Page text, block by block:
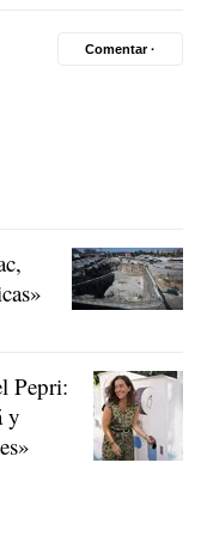
Comentar ·
Pepri:
y